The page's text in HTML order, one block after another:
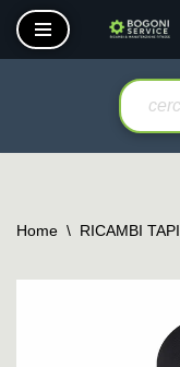
Vai
Home \ RICAMBI